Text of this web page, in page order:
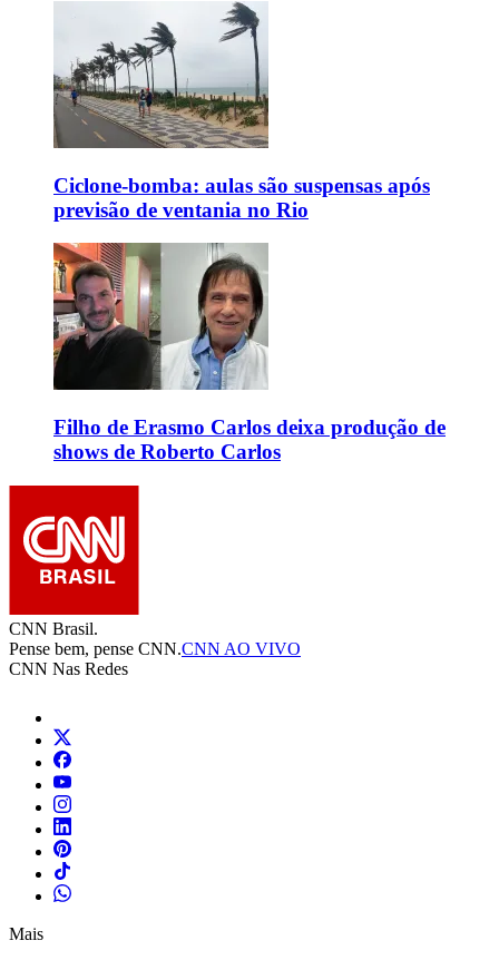
Ciclone-bomba: aulas são suspensas após
previsão de ventania no Rio
Filho de Erasmo Carlos deixa produção de
shows de Roberto Carlos
CNN Brasil.
Pense bem, pense CNN.CNN AO VIVO
CNN Nas Redes
Mais